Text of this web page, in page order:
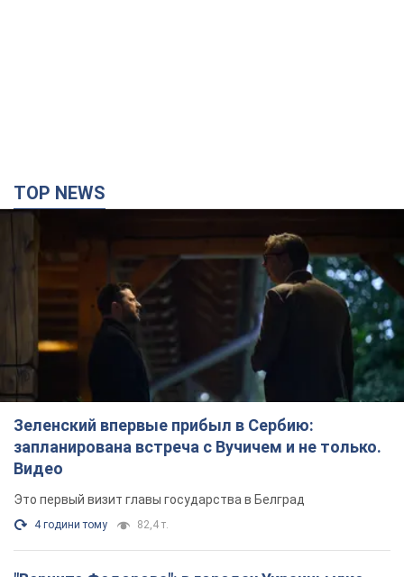
TOP NEWS
Зеленский впервые прибыл в Сербию:
запланирована встреча с Вучичем и не только.
Видео
Это первый визит главы государства в Белград
4 години тому 82,4 т.